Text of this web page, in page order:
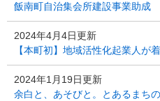
飯南町自治集会所建設事業助成
2024年4月4日更新
【本町初】地域活性化起業人が
2024年1月19日更新
余白と、あそびと。とあるまち